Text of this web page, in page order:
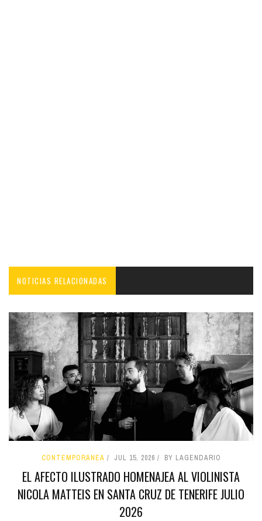
NOTICIAS RELACIONADAS
CONTEMPORÁNEA JUL 15, 2026 BY LAGENDARIO
EL AFECTO ILUSTRADO HOMENAJEA AL VIOLINISTA
NICOLA MATTEIS EN SANTA CRUZ DE TENERIFE JULIO
2026